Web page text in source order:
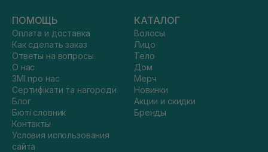
ПОМОЩЬ
Оплата и доставка
Как сделать заказ
Ответы на вопросы
О нас
ЗМІ про нас
Сертифікати та нагороди
Блог
Бюті словник
Контакты
Условия использования
сайта
КАТАЛОГ
Волосы
Лицо
Тело
Дом
Мерч
Новинки
Акции и скидки
Бренды